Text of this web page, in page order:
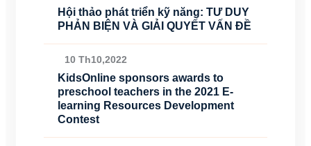
Hội thảo phát triển kỹ năng: TƯ DUY
PHẢN BIỆN VÀ GIẢI QUYẾT VẤN ĐỀ
10 Th10,2022
KidsOnline sponsors awards to
preschool teachers in the 2021 E-
learning Resources Development
Contest